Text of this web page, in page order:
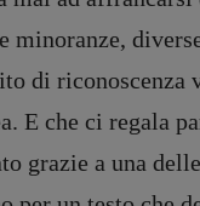
com]
minoranze,
di
E che ci regala
grazie a una